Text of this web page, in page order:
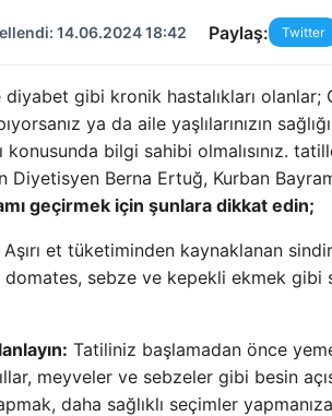
14.06.2024 18:42 Paylaş: Twitter
gibi kronik hastalıkları olanlar;
ya da aile yaşlılarınızın
konusunda bilgi sahibi olmalısınız.
Diyetisyen Berna Ertuğ, Kurban
geçirmek için şunlara dikkat edin;
Aşırı et tüketiminden kaynaklanan
domates, sebze ve kepekli ekmek
Tatiliniz başlamadan önce
meyveler ve sebzeler gibi besin
daha sağlıklı seçimler